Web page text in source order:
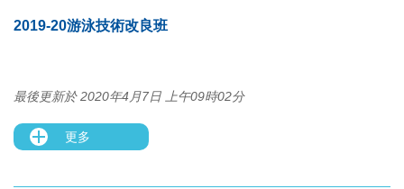
2019-20游泳技術改良班
最後更新於 2020年4月7日 上午09時02分
更多